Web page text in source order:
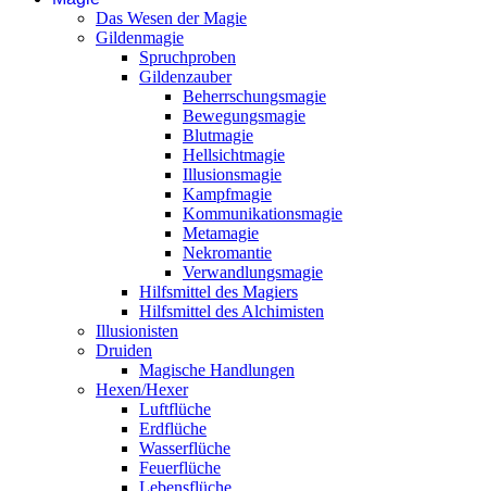
Das Wesen der Magie
Gildenmagie
Spruchproben
Gildenzauber
Beherrschungsmagie
Bewegungsmagie
Blutmagie
Hellsichtmagie
Illusionsmagie
Kampfmagie
Kommunikationsmagie
Metamagie
Nekromantie
Verwandlungsmagie
Hilfsmittel des Magiers
Hilfsmittel des Alchimisten
Illusionisten
Druiden
Magische Handlungen
Hexen/Hexer
Luftflüche
Erdflüche
Wasserflüche
Feuerflüche
Lebensflüche